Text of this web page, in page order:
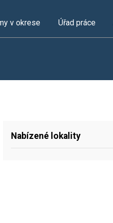
v okrese Úřad práce
Nabízené lokality